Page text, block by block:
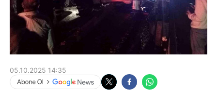
05.10.2025 14:35